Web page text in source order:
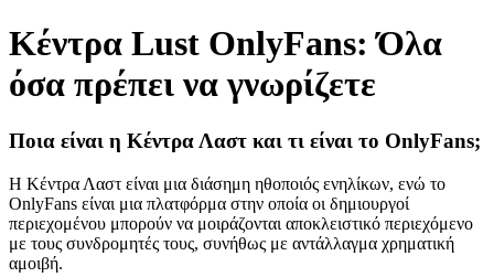
Κέντρα Lust OnlyFans: Όλα
όσα πρέπει να γνωρίζετε
Ποια είναι η Κέντρα Λαστ και τι είναι το OnlyFans;
Η Κέντρα Λαστ είναι μια διάσημη ηθοποιός ενηλίκων, ενώ το
OnlyFans είναι μια πλατφόρμα στην οποία οι δημιουργοί
περιεχομένου μπορούν να μοιράζονται αποκλειστικό περιεχόμενο
με τους συνδρομητές τους, συνήθως με αντάλλαγμα χρηματική
αμοιβή.